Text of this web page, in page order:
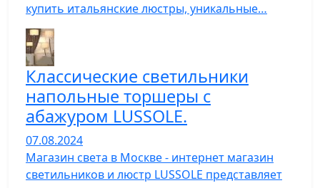
купить итальянские люстры, уникальные…
Классические светильники
напольные торшеры с
абажуром LUSSOLE.
07.08.2024
Магазин света в Москве - интернет магазин
светильников и люстр LUSSOLE представляет